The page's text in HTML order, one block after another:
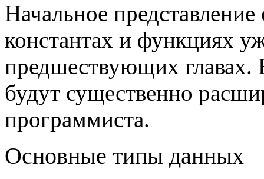
Начальное
константах и функциях
предшествующих главах.
будут существенно
программиста.
Основные типы данных